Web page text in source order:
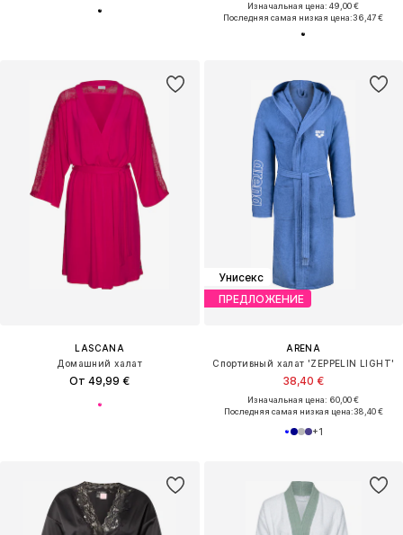
Изначальная цена: 49,00 €
Последняя самая низкая цена:36,47 €
LASCANA
Домашний халат
От 49,99 €
Унисекс
ПРЕДЛОЖЕНИЕ
ARENA
Спортивный халат 'ZEPPELIN LIGHT'
38,40 €
Изначальная цена: 60,00 €
Последняя самая низкая цена:38,40 €
+1